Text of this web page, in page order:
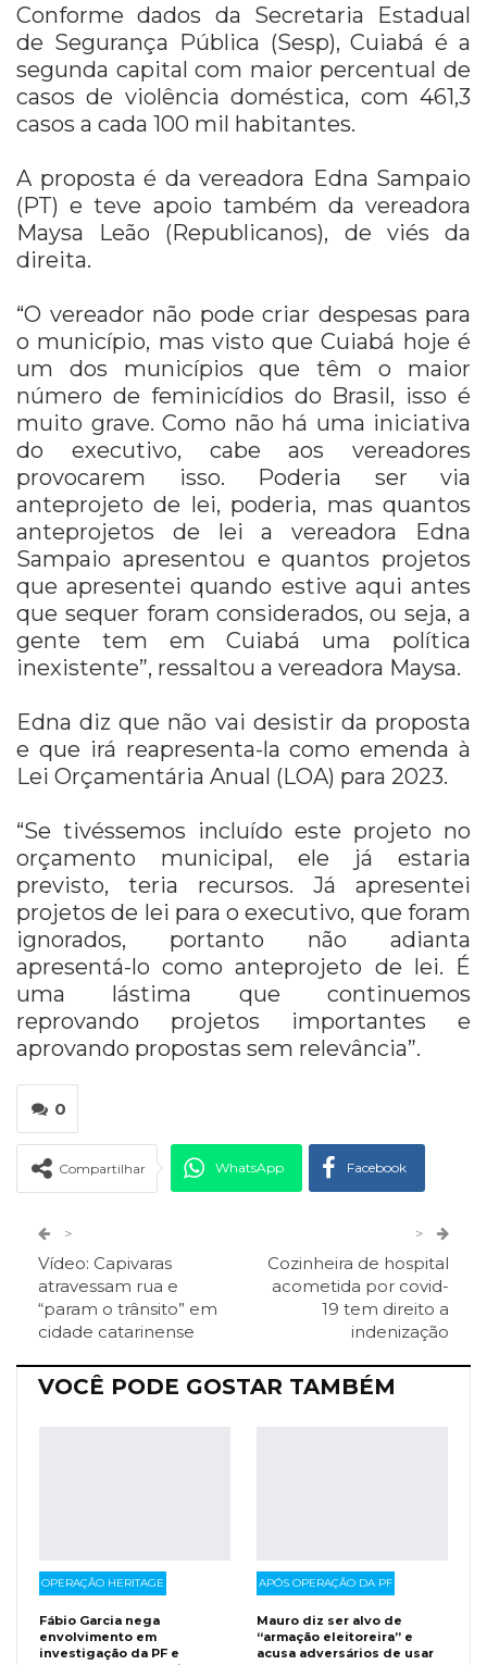
Conforme dados da Secretaria Estadual
de Segurança Pública (Sesp), Cuiabá é a
segunda capital com maior percentual de
casos de violência doméstica, com 461,3
casos a cada 100 mil habitantes.
A proposta é da vereadora Edna Sampaio
(PT) e teve apoio também da vereadora
Maysa Leão (Republicanos), de viés da
direita.
“O vereador não pode criar despesas para
o município, mas visto que Cuiabá hoje é
um dos municípios que têm o maior
número de feminicídios do Brasil, isso é
muito grave. Como não há uma iniciativa
do executivo, cabe aos vereadores
provocarem isso. Poderia ser via
anteprojeto de lei, poderia, mas quantos
anteprojetos de lei a vereadora Edna
Sampaio apresentou e quantos projetos
que apresentei quando estive aqui antes
que sequer foram considerados, ou seja, a
gente tem em Cuiabá uma política
inexistente”, ressaltou a vereadora Maysa.
Edna diz que não vai desistir da proposta
e que irá reapresenta-la como emenda à
Lei Orçamentária Anual (LOA) para 2023.
“Se tivéssemos incluído este projeto no
orçamento municipal, ele já estaria
previsto, teria recursos. Já apresentei
projetos de lei para o executivo, que foram
ignorados, portanto não adianta
apresentá-lo como anteprojeto de lei. É
uma lástima que continuemos
reprovando projetos importantes e
aprovando propostas sem relevância”.
0
Compartilhar WhatsApp Facebook
Facebook Messenger O email
>
Vídeo: Capivaras
atravessam rua e
“param o trânsito” em
cidade catarinense
>
Cozinheira de hospital
acometida por covid-
19 tem direito a
indenização
VOCÊ PODE GOSTAR TAMBÉM
OPERAÇÃO HERITAGE
Fábio Garcia nega
envolvimento em
investigação da PF e
APÓS OPERAÇÃO DA PF
Mauro diz ser alvo de
“armação eleitoreira” e
acusa adversários de usar